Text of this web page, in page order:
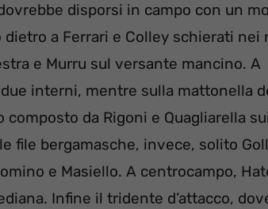
disporsi in campo con un
a Ferrari e Colley schierati nei
e Murru sul versante mancino. A
interni, mentre sulla mattonella
da Rigoni e Quagliarella
file bergamasche, invece, solito
e Masiello. A centrocampo,
Infine il tridente d’attacco,